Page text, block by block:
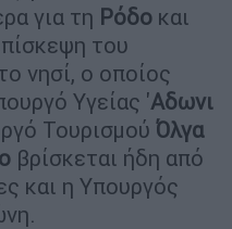
για τη Ρόδο και
του
νησί, ο οποίος
Υγείας 'Αδωνι
Τουρισμού Όλγα
βρίσκεται ήδη από
και η Υπουργός